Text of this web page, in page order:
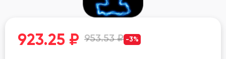
923.25 ₽ 953.53 ₽ -3%